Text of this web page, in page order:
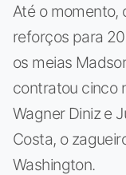
Até o momento,
reforços para
os meias
contratou cinco
Wagner Diniz e
Costa, o
Washington.